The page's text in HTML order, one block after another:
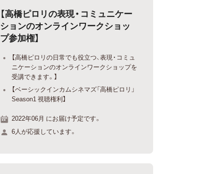
【高橋ピロリの表現・コミュニケー
ションのオンラインワークショッ
プ参加権】
【高橋ピロリの日常でも役立つ、表現・コミュ
ニケーションのオンラインワークショップを
受講できます。】
【ベーシックインカムシネマズ「高橋ピロリ」
Season1 視聴権利】
2022年06月 にお届け予定です。
6人が応援しています。